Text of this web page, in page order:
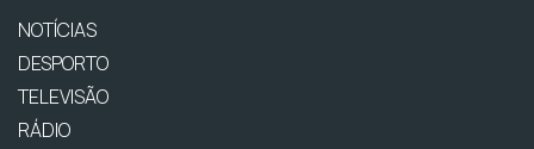
NOTÍCIAS
DESPORTO
TELEVISÃO
RÁDIO